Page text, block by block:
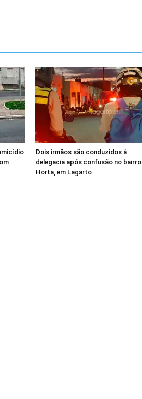
Dois irmãos são conduzidos à
delegacia após confusão no bairro
Horta, em Lagarto